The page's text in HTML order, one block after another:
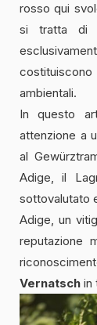
rosso qui
si tratta di
ambientali.
In questo
attenzione a
al
Adige, il
sottovalutato
Adige, un
reputazione
Vernatsch in